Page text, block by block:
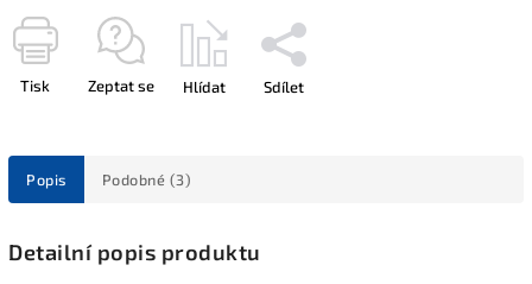
Tisk Zeptat se Hlídat Sdílet
Popis Podobné (3)
Detailní popis produktu